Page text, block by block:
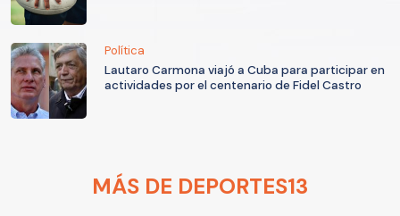
Política
Lautaro Carmona viajó a Cuba para participar en
actividades por el centenario de Fidel Castro
MÁS DE DEPORTES13